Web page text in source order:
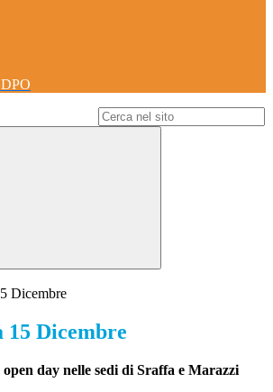
Dicembre
15 Dicembre
day nelle sedi di Sraffa e Marazzi